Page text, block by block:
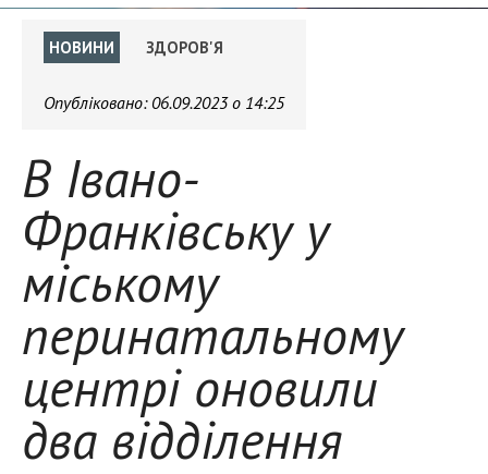
НОВИНИ ЗДОРОВ'Я
Опубліковано: 06.09.2023 о 14:25
В Івано-
Франківську у
міському
перинатальному
центрі оновили
два відділення